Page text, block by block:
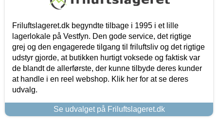
Friluftslageret.dk begyndte tilbage i 1995 i et lille
lagerlokale på Vestfyn. Den gode service, det rigtige
grej og den engagerede tilgang til friluftsliv og det rigtige
udstyr gjorde, at butikken hurtigt voksede og faktisk var
de blandt de allerførste, der kunne tilbyde deres kunder
at handle i en reel webshop. Klik her for at se deres
udvalg.
Se udvalget på Friluftslageret.dk